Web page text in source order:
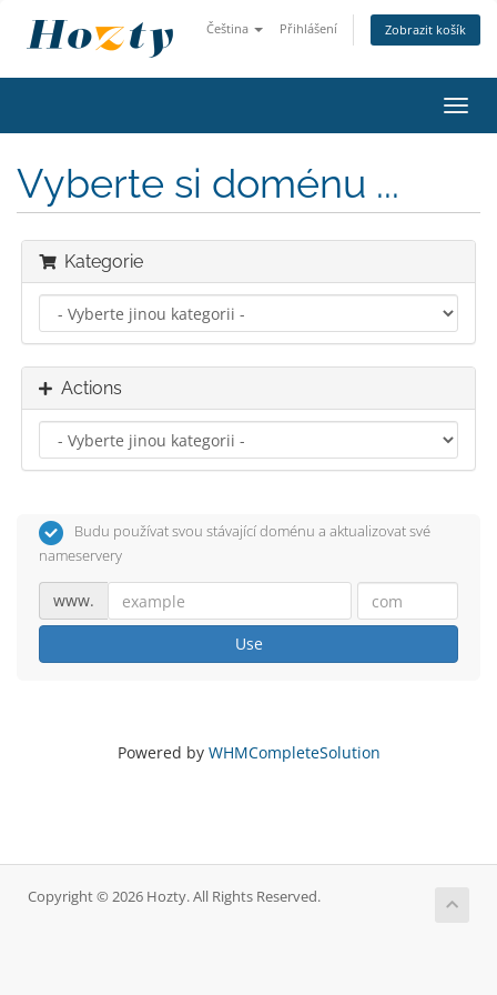
Čeština Přihlášení Zobrazit košík
Vyberte si doménu ...
Kategorie
Actions
Budu používat svou stávající doménu a aktualizovat své
nameservery
www.
Use
Powered by WHMCompleteSolution
Copyright © 2026 Hozty. All Rights Reserved.